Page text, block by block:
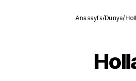
Anasayfa/Dünya/